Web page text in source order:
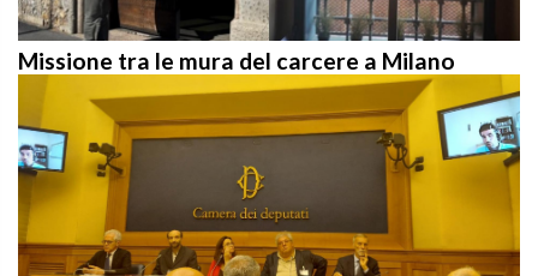
Missione tra le mura del carcere a Milano